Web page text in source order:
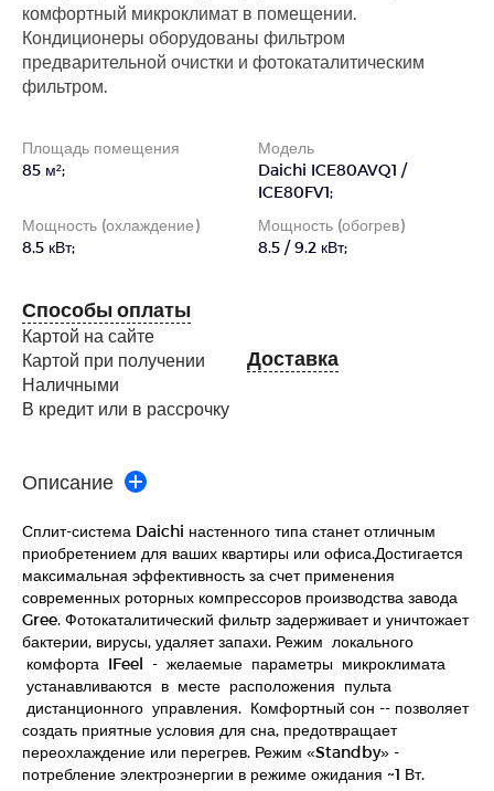
комфортный микроклимат в помещении.
Кондиционеры оборудованы фильтром
предварительной очистки и фотокаталитическим
фильтром.
Площадь помещения
85 м²;
Модель
Daichi ICE80AVQ1 /
ICE80FV1;
Мощность (охлаждение)
8.5 кВт;
Мощность (обогрев)
8.5 / 9.2 кВт;
Способы оплаты
Картой на сайте
Картой при получении
Наличными
В кредит или в рассрочку
Доставка
Описание
Сплит-система Daichi настенного типа станет отличным
приобретением для ваших квартиры или офиса.Достигается
максимальная эффективность за счет применения
современных роторных компрессоров производства завода
Gree. Фотокаталитический фильтр задерживает и уничтожает
бактерии, вирусы, удаляет запахи. Режим локального
комфорта IFeel - желаемые параметры микроклимата
устанавливаются в месте расположения пульта
дистанционного управления. Комфортный сон -- позволяет
создать приятные условия для сна, предотвращает
переохлаждение или перегрев. Режим «Standby» -
потребление электроэнергии в режиме ожидания ~1 Вт.